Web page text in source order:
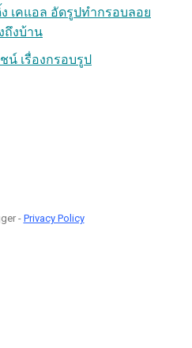
เคแอล อัดรูปทำกรอบลอย
ถึงบ้าน
น์ เรื่องกรอบรูป
-Privacy Policy